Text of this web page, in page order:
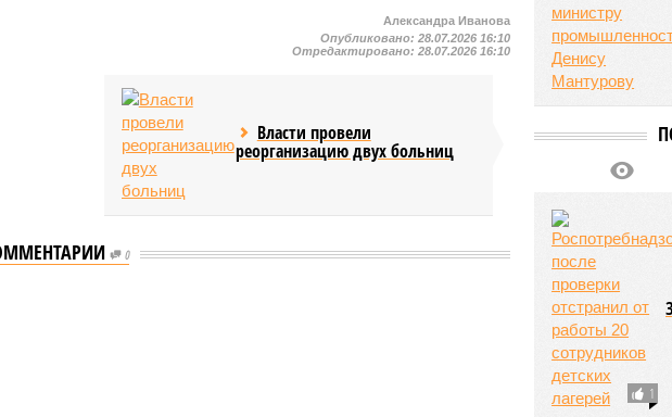
Александра Иванова
Опубликовано:28.07.2026 16:10
Отредактировано:28.07.2026 16:10
Власти провели
реорганизацию двух больниц
0
1